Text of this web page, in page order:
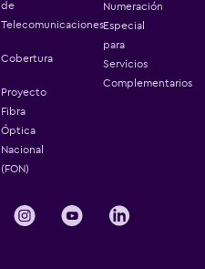
de
Telecomunicaciones
Cobertura
Proyecto
Fibra
Óptica
Nacional
(FON)
Numeración
Especial
para
Servicios
Complementarios